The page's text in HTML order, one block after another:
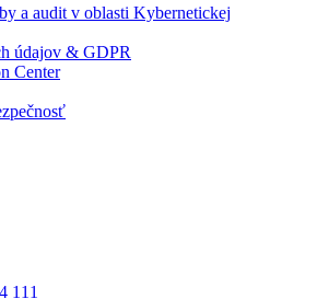
a audit v oblasti Kybernetickej
údajov & GDPR
Center
111